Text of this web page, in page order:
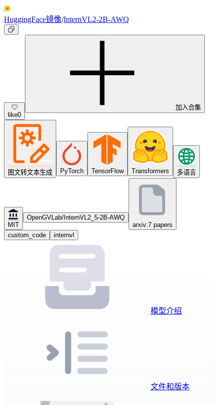
HuggingFace镜像/InternVL2-2B-AWQ
like0
加入合集
图文转文本生成 PyTorch TensorFlow Transformers 多语言
MIT
OpenGVLab/InternVL2_5-2B-AWQ
arxiv:7 papers
custom_code
internvl
模型介绍
文件和版本